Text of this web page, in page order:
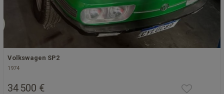
Volkswagen SP2
1974
34 500 €